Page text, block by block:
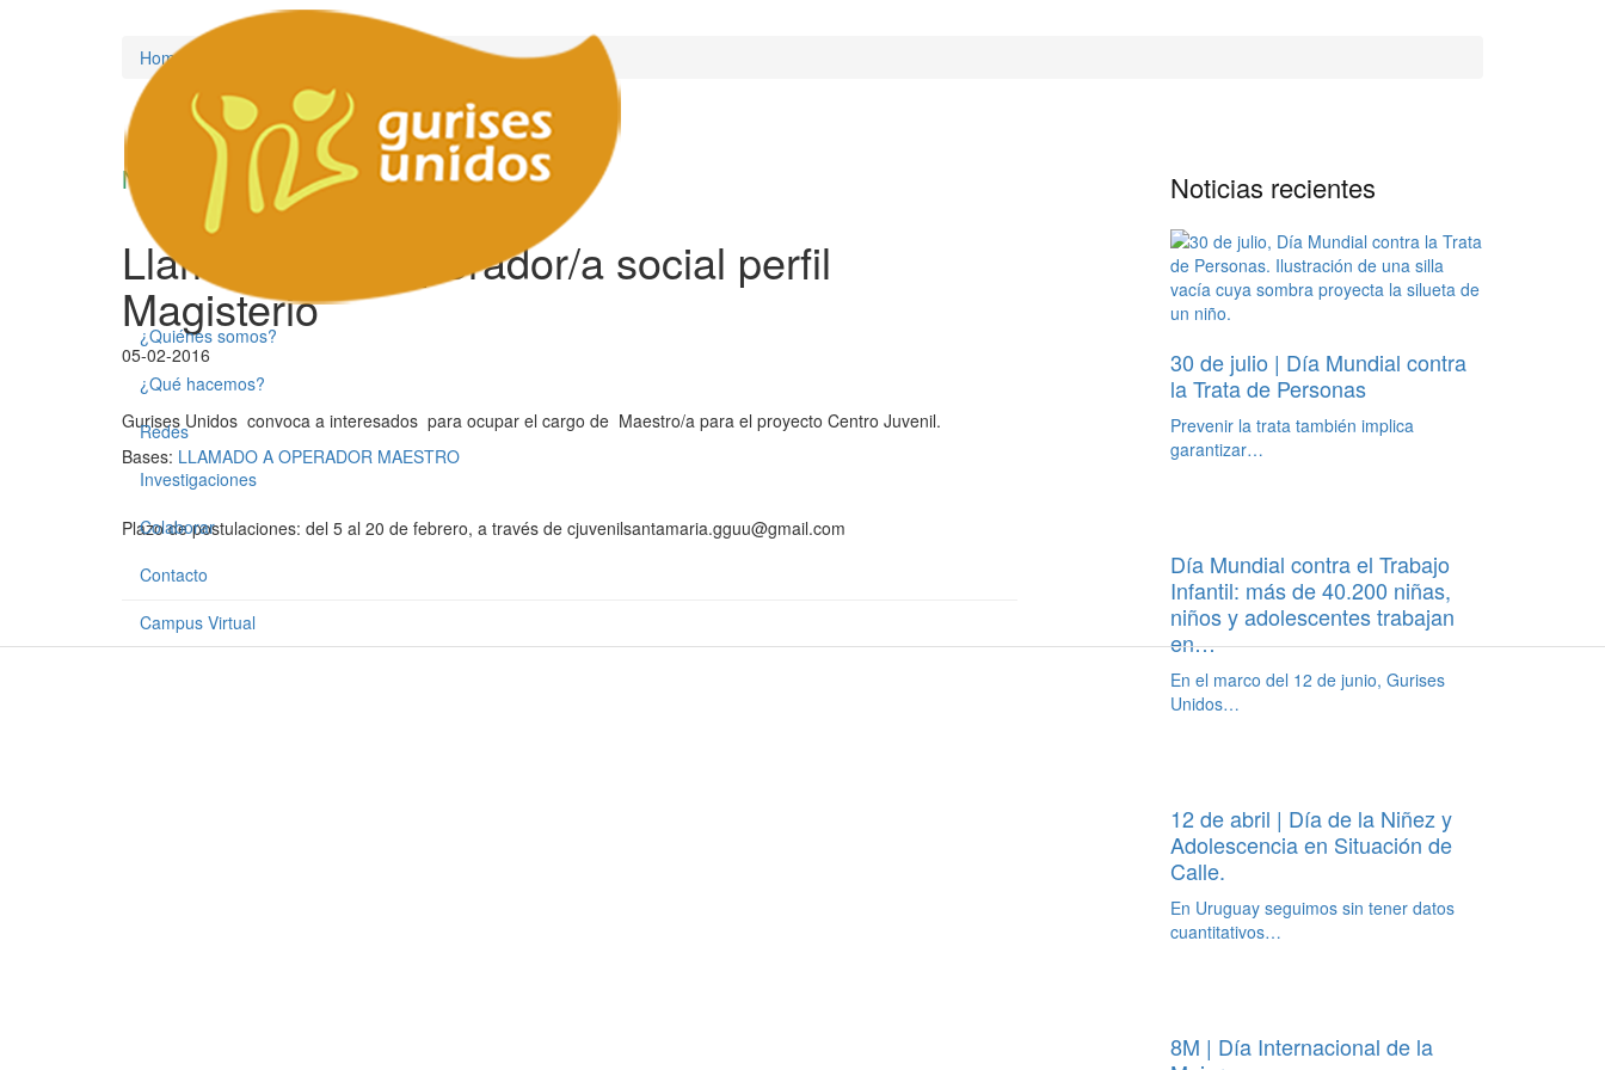
¿Quiénes somos?
¿Qué hacemos?
Redes
Investigaciones
Colaborar
Contacto
Campus Virtual
Home
Noticias
Llamado para operador/a social perfil
Magisterio
05-02-2016
Gurises Unidos convoca a interesados para ocupar el cargo de Maestro/a para el proyecto Centro Juvenil.
Bases: LLAMADO A OPERADOR MAESTRO
Plazo de postulaciones: del 5 al 20 de febrero, a través de cjuvenilsantamaria.gguu@gmail.com
Noticias recientes
30 de julio | Día Mundial contra
la Trata de Personas
Prevenir la trata también implica
garantizar…
Día Mundial contra el Trabajo
Infantil: más de 40.200 niñas,
niños y adolescentes trabajan
en…
En el marco del 12 de junio, Gurises
Unidos…
12 de abril | Día de la Niñez y
Adolescencia en Situación de
Calle.
En Uruguay seguimos sin tener datos
cuantitativos…
8M | Día Internacional de la